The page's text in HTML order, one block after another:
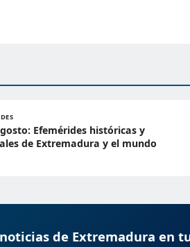
Efemérides históricas y
de Extremadura y el mundo
de Extremadura en